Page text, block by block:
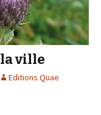
ville
Editions Quae